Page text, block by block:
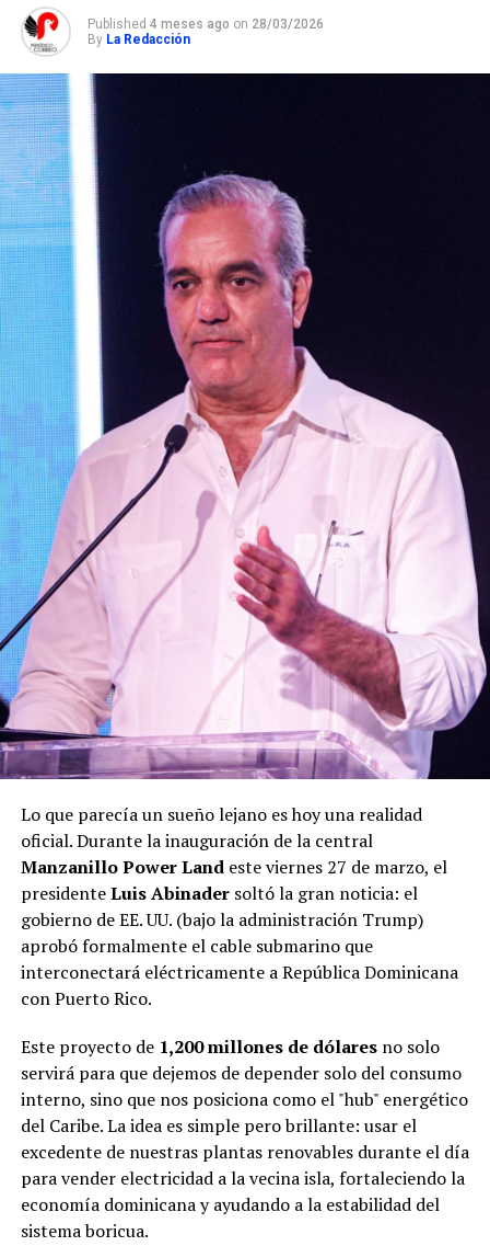
Published 4 meses ago on 28/03/2026
By La Redacción
Lo que parecía un sueño lejano es hoy una realidad
oficial. Durante la inauguración de la central
Manzanillo Power Landeste viernes 27 de marzo, el
presidenteLuis Abinadersoltó la gran noticia: el
gobierno de EE. UU. (bajo la administración Trump)
aprobó formalmente el cable submarino que
interconectará eléctricamente a República Dominicana
con Puerto Rico.
Este proyecto de 1,200 millones de dólaresno solo
servirá para que dejemos de depender solo del consumo
interno, sino que nos posiciona como el "hub" energético
del Caribe. La idea es simple pero brillante: usar el
excedente de nuestras plantas renovables durante el día
para vender electricidad a la vecina isla, fortaleciendo la
economía dominicana y ayudando a la estabilidad del
sistema boricua.